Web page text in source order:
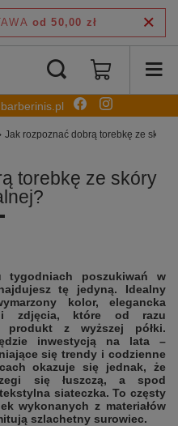
od 50,00 zł
Jak rozpoznać dobrą torebkę ze skóry
torebkę ze skóry
tygodniach poszukiwań w
tę jedyną. Idealny
kolor, elegancka
zdjęcia, które od razu
produkt z wyższej półki.
inwestycją na lata –
się trendy i codzienne
okazuje się jednak, że
się łuszczą, a spod
siateczka. To częsty
wykonanych z materiałów
szlachetny surowiec.